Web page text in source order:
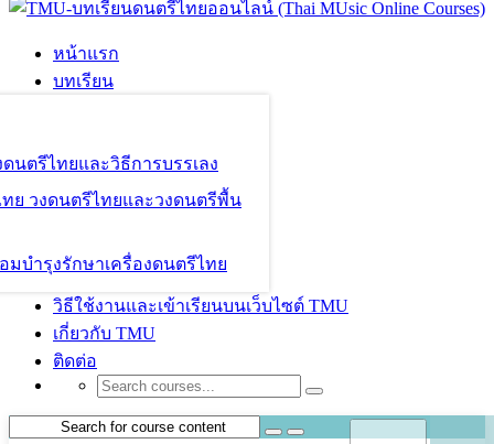
หน้าแรก
บทเรียน
ดนตรีไทยและวิธีการบรรเลง
ทย วงดนตรีไทยและวงดนตรีพื้น
มบำรุงรักษาเครื่องดนตรีไทย
วิธีใช้งานและเข้าเรียนบนเว็บไซต์ TMU
เกี่ยวกับ TMU
ติดต่อ